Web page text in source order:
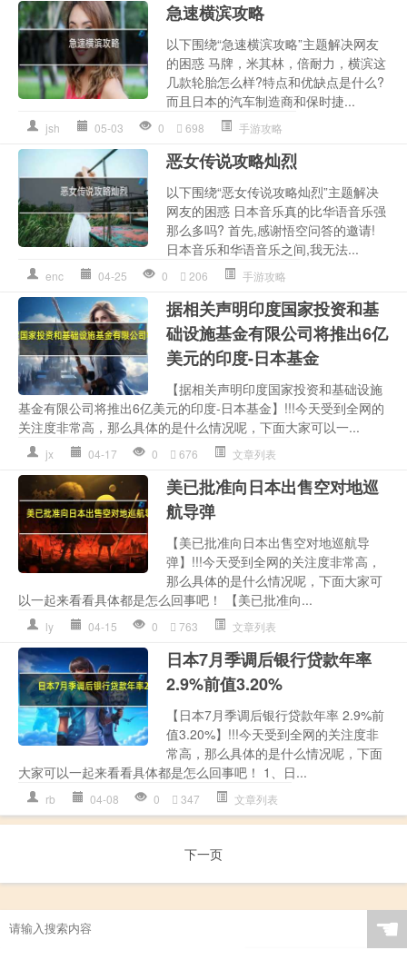
急速横滨攻略
以下围绕“急速横滨攻略”主题解决网友
的困惑 马牌，米其林，倍耐力，横滨这
几款轮胎怎么样?特点和优缺点是什么?
而且日本的汽车制造商和保时捷...
jsh 05-03 0 698 手游攻略
恶女传说攻略灿烈
以下围绕“恶女传说攻略灿烈”主题解决
网友的困惑 日本音乐真的比华语音乐强
那么多吗? 首先,感谢悟空问答的邀请!
日本音乐和华语音乐之间,我无法...
enc 04-25 0 206 手游攻略
据相关声明印度国家投资和基
础设施基金有限公司将推出6亿
美元的印度-日本基金
【据相关声明印度国家投资和基础设施
基金有限公司将推出6亿美元的印度-日本基金】!!!今天受到全网的
关注度非常高，那么具体的是什么情况呢，下面大家可以一...
jx 04-17 0 676 文章列表
美已批准向日本出售空对地巡
航导弹
【美已批准向日本出售空对地巡航导
弹】!!!今天受到全网的关注度非常高，
那么具体的是什么情况呢，下面大家可
以一起来看看具体都是怎么回事吧！ 【美已批准向...
ly 04-15 0 763 文章列表
日本7月季调后银行贷款年率
2.9%前值3.20%
【日本7月季调后银行贷款年率 2.9%前
值3.20%】!!!今天受到全网的关注度非
常高，那么具体的是什么情况呢，下面
大家可以一起来看看具体都是怎么回事吧！ 1、日...
rb 04-08 0 347 文章列表
下一页
☚